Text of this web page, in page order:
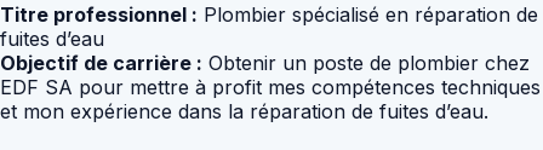
Titre professionnel : Plombier spécialisé en réparation de
fuites d’eau
Objectif de carrière : Obtenir un poste de plombier chez
EDF SA pour mettre à profit mes compétences techniques
et mon expérience dans la réparation de fuites d’eau.